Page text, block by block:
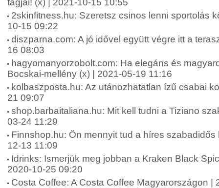
tagjai! (x) | 2021-10-15 10:55
2skinfitness.hu: Szeretsz csinos lenni sportolás
10-15 09:22
diszparna.com: A jó idővel együtt végre itt a
16 08:03
hagyomanyorzobolt.com: Ha elegáns és
Bocskai-mellény (x) | 2021-05-19 11:16
kolbaszposta.hu: Az utánozhatatlan ízű csabai
21 09:07
shop.barbaitaliana.hu: Mit kell tudni a Tiziano
03-24 11:29
Finnshop.hu: Ön mennyit tud a híres szabadidős
12-13 11:09
Idrinks: Ismerjük meg jobban a Kraken Black
2020-10-25 09:20
Costa Coffee: A Costa Coffee Magyarországon |